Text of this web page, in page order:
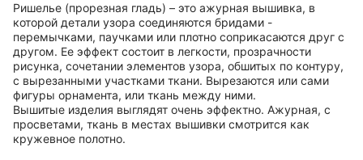
Ришелье (прорезная гладь) – это ажурная вышивка, в
которой детали узора соединяются бридами -
перемычками, паучками или плотно соприкасаются друг с
другом. Ее эффект состоит в легкости, прозрачности
рисунка, сочетании элементов узора, обшитых по контуру,
с вырезанными участками ткани. Вырезаются или сами
фигуры орнамента, или ткань между ними.
Вышитые изделия выглядят очень эффектно. Ажурная, с
просветами, ткань в местах вышивки смотрится как
кружевное полотно.